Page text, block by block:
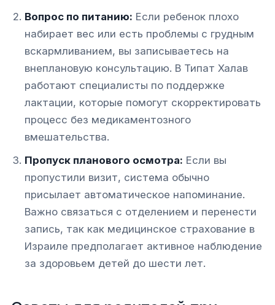
Вопрос по питанию: Если ребенок плохо
набирает вес или есть проблемы с грудным
вскармливанием, вы записываетесь на
внеплановую консультацию. В Типат Халав
работают специалисты по поддержке
лактации, которые помогут скорректировать
процесс без медикаментозного
вмешательства.
Пропуск планового осмотра: Если вы
пропустили визит, система обычно
присылает автоматическое напоминание.
Важно связаться с отделением и перенести
запись, так как медицинское страхование в
Израиле предполагает активное наблюдение
за здоровьем детей до шести лет.